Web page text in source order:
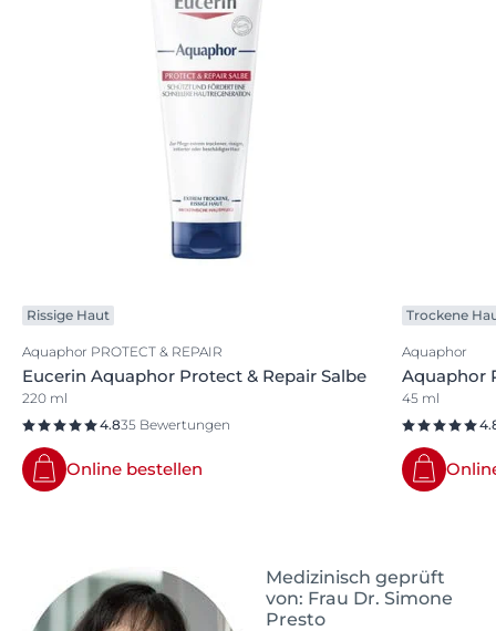
Rissige Haut
Aquaphor PROTECT & REPAIR
Eucerin Aquaphor Protect & Repair Salbe
220 ml
4.835 Bewertungen
Online bestellen
Trockene
Aquaphor
Aquaphor
45 ml
Medizinisch geprüft
von: Frau Dr. Simone
Presto